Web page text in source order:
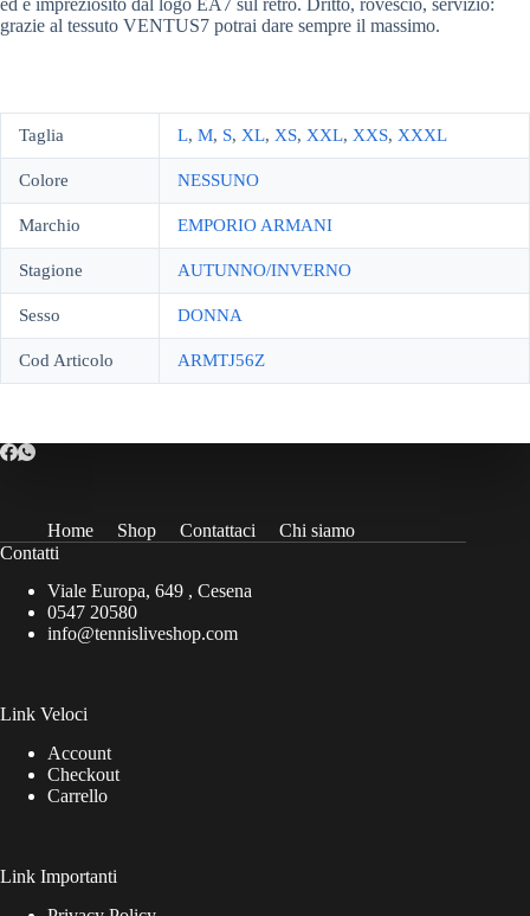
grazie al tessuto VENTUS7 potrai dare sempre il massimo.
Taglia L, M, S, XL, XS, XXL, XXS, XXXL
Colore NESSUNO
Marchio EMPORIO ARMANI
Stagione AUTUNNO/INVERNO
Sesso DONNA
Cod Articolo ARMTJ56Z
Home Shop Contattaci
Chi siamo
Contatti
Viale Europa, 649 , Cesena
0547 20580
info@tennisliveshop.com
Link Veloci
Account
Checkout
Carrello
Link Importanti